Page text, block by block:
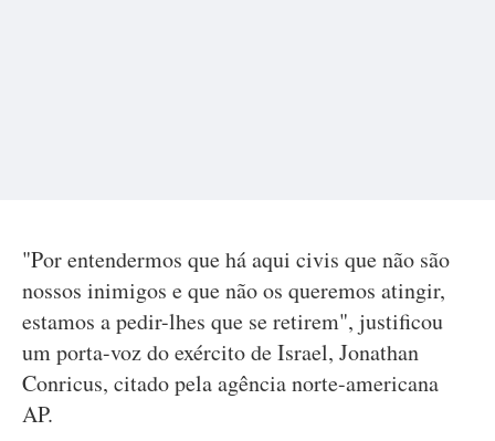
"Por entendermos que há aqui civis que não são
nossos inimigos e que não os queremos atingir,
estamos a pedir-lhes que se retirem", justificou
um porta-voz do exército de Israel, Jonathan
Conricus, citado pela agência norte-americana
AP.